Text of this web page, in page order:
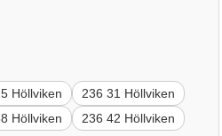
Höllviken
236 31 Höllviken
Höllviken
236 42 Höllviken